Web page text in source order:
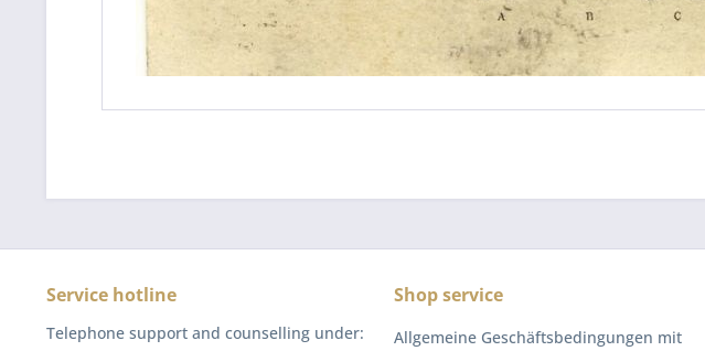
Service hotline
Telephone support and counselling under:
Shop service
Allgemeine Geschäftsbedingungen mit